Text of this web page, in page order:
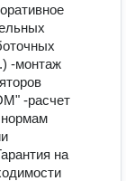
-монтаж
-расчет
на